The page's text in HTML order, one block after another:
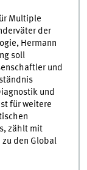
Multiple
der
Hermann
soll
und
und
für weitere
zählt mit
den Global